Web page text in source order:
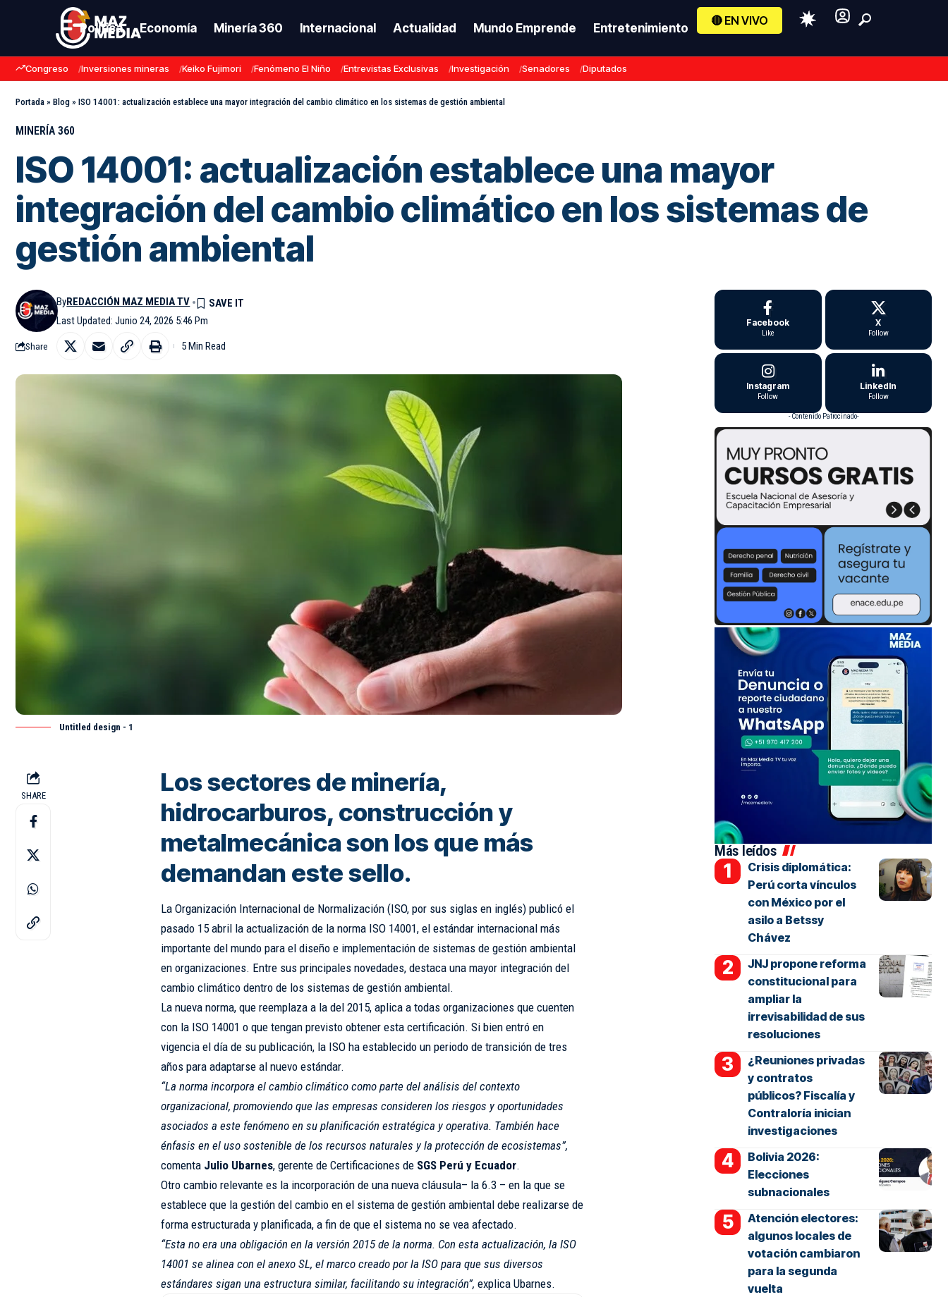
Política Economía Minería 360 Internacional Actualidad Mundo Emprende Entretenimiento
🔴 EN VIVO
Congreso Inversiones mineras Keiko Fujimori Fenómeno El Niño Entrevistas Exclusivas Investigación Senadores Diputados
Portada » Blog » ISO 14001: actualización establece una mayor integración del cambio climático en los sistemas de gestión ambiental
MINERÍA 360
ISO 14001: actualización establece una mayor
integración del cambio climático en los sistemas de
gestión ambiental
Last Updated: Junio 24, 2026 5:46 Pm
ByREDACCIÓN MAZ MEDIA TV
Share 5 Min Read
Untitled design - 1
SHARE
Los sectores de minería,
hidrocarburos, construcción y
metalmecánica son los que más
demandan este sello.
La Organización Internacional de Normalización (ISO, por sus siglas en inglés) publicó el
pasado 15 abril la actualización de la norma ISO 14001, el estándar internacional más
importante del mundo para el diseño e implementación de sistemas de gestión ambiental
en organizaciones. Entre sus principales novedades, destaca una mayor integración del
cambio climático dentro de los sistemas de gestión ambiental.
La nueva norma, que reemplaza a la del 2015, aplica a todas organizaciones que cuenten
con la ISO 14001 o que tengan previsto obtener esta certificación. Si bien entró en
vigencia el día de su publicación, la ISO ha establecido un periodo de transición de tres
años para adaptarse al nuevo estándar.
“La norma incorpora el cambio climático como parte del análisis del contexto
organizacional, promoviendo que las empresas consideren los riesgos y oportunidades
asociados a este fenómeno en su planificación estratégica y operativa. También hace
énfasis en el uso sostenible de los recursos naturales y la protección de ecosistemas”,
comenta Julio Ubarnes, gerente de Certificaciones de SGS Perú y Ecuador.
Otro cambio relevante es la incorporación de una nueva cláusula– la 6.3 – en la que se
establece que la gestión del cambio en el sistema de gestión ambiental debe realizarse de
forma estructurada y planificada, a fin de que el sistema no se vea afectado.
“Esta no era una obligación en la versión 2015 de la norma. Con esta actualización, la ISO
14001 se alinea con el anexo SL, el marco creado por la ISO para que sus diversos
estándares sigan una estructura similar, facilitando su integración”, explica Ubarnes.
Facebook
Like
X
Follow
Instagram
Follow
LinkedIn
Follow
- Contenido Patrocinado-
Más leídos
Crisis diplomática:
Perú corta vínculos
con México por el
asilo a Betssy
Chávez
JNJ propone reforma
constitucional para
ampliar la
irrevisabilidad de sus
resoluciones
¿Reuniones privadas
y contratos
públicos? Fiscalía y
Contraloría inician
investigaciones
Bolivia 2026:
Elecciones
subnacionales
Atención electores:
algunos locales de
votación cambiaron
para la segunda
vuelta